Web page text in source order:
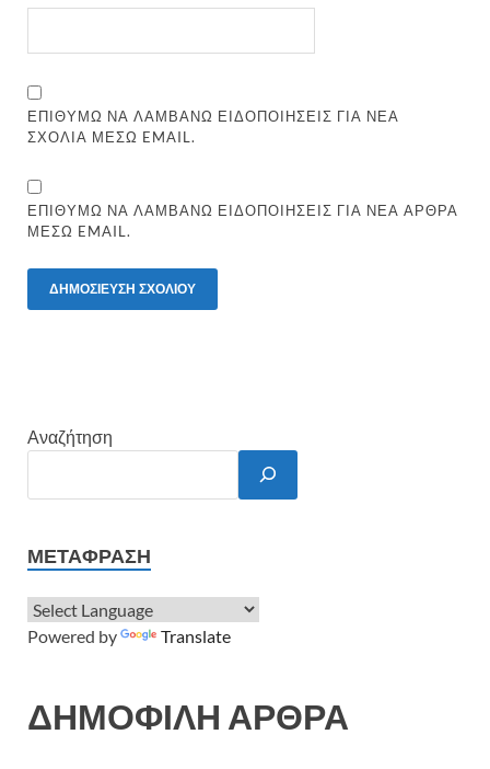
ΕΠΙΘΥΜΏ ΝΑ ΛΑΜΒΆΝΩ ΕΙΔΟΠΟΙΉΣΕΙΣ ΓΙΑ ΝΈΑ
ΣΧΌΛΙΑ ΜΈΣΩ EMAIL.
ΕΠΙΘΥΜΏ ΝΑ ΛΑΜΒΆΝΩ ΕΙΔΟΠΟΙΉΣΕΙΣ ΓΙΑ ΝΈΑ ΆΡΘΡΑ
ΜΈΣΩ EMAIL.
Αναζήτηση
ΜΕΤΆΦΡΑΣΗ
Powered by Translate
ΔΗΜΟΦΙΛΗ ΑΡΘΡΑ